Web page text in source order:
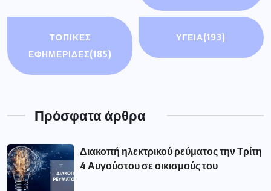
ΤΟΠΙΚΕΣ
ΕΦΗΜΕΡΙΔΕΣ(185)
ΥΓΕΙΑ(193)
Πρόσφατα άρθρα
Διακοπή ηλεκτρικού ρεύματος την Τρίτη
4 Αυγούστου σε οικισμούς του